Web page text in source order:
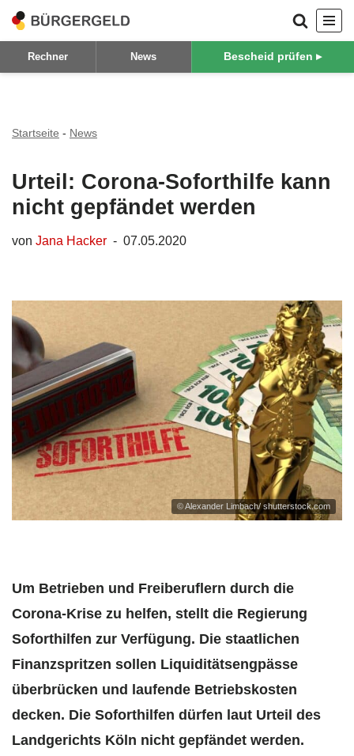
Zum
Inhalt
Rechner News Bescheid prüfen ▸
Startseite - News
Urteil: Corona-Soforthilfe kann
nicht gepfändet werden
von Jana Hacker 07.05.2020
© Alexander Limbach/ shutterstock.com
Um Betrieben und Freiberuflern durch die
Corona-Krise zu helfen, stellt die Regierung
Soforthilfen zur Verfügung. Die staatlichen
Finanzspritzen sollen Liquiditätsengpässe
überbrücken und laufende Betriebskosten
decken. Die Soforthilfen dürfen laut Urteil des
Landgerichts Köln nicht gepfändet werden.